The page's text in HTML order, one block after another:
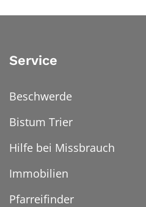
Service
Beschwerde
Bistum Trier
Hilfe bei Missbrauch
Immobilien
Pfarreifinder